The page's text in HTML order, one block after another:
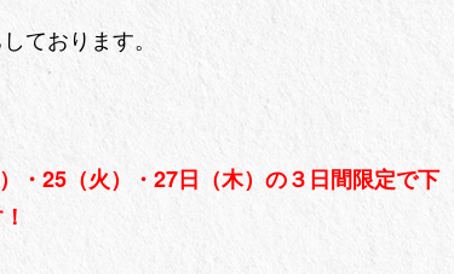
ております。
・25（火）・27日（木）の３日間限定で下